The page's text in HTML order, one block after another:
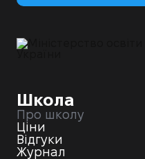
Школа
Про школу
Ціни
Відгуки
Журнал